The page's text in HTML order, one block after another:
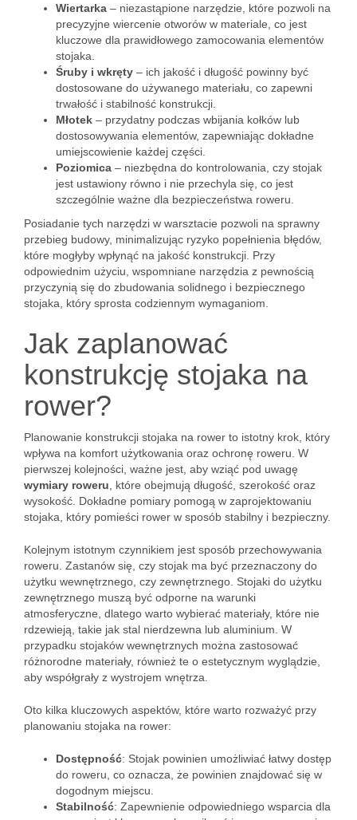
Wiertarka – niezastąpione narzędzie, które pozwoli na
precyzyjne wiercenie otworów w materiale, co jest
kluczowe dla prawidłowego zamocowania elementów
stojaka.
Śruby i wkręty – ich jakość i długość powinny być
dostosowane do używanego materiału, co zapewni
trwałość i stabilność konstrukcji.
Młotek – przydatny podczas wbijania kołków lub
dostosowywania elementów, zapewniając dokładne
umiejscowienie każdej części.
Poziomica – niezbędna do kontrolowania, czy stojak
jest ustawiony równo i nie przechyla się, co jest
szczególnie ważne dla bezpieczeństwa roweru.
Posiadanie tych narzędzi w warsztacie pozwoli na sprawny
przebieg budowy, minimalizując ryzyko popełnienia błędów,
które mogłyby wpłynąć na jakość konstrukcji. Przy
odpowiednim użyciu, wspomniane narzędzia z pewnością
przyczynią się do zbudowania solidnego i bezpiecznego
stojaka, który sprosta codziennym wymaganiom.
Jak zaplanować
konstrukcję stojaka na
rower?
Planowanie konstrukcji stojaka na rower to istotny krok, który
wpływa na komfort użytkowania oraz ochronę roweru. W
pierwszej kolejności, ważne jest, aby wziąć pod uwagę
wymiary roweru , które obejmują długość, szerokość oraz
wysokość. Dokładne pomiary pomogą w zaprojektowaniu
stojaka, który pomieści rower w sposób stabilny i bezpieczny.
Kolejnym istotnym czynnikiem jest sposób przechowywania
roweru. Zastanów się, czy stojak ma być przeznaczony do
użytku wewnętrznego, czy zewnętrznego. Stojaki do użytku
zewnętrznego muszą być odporne na warunki
atmosferyczne, dlatego warto wybierać materiały, które nie
rdzewieją, takie jak stal nierdzewna lub aluminium. W
przypadku stojaków wewnętrznych można zastosować
różnorodne materiały, również te o estetycznym wyglądzie,
aby współgrały z wystrojem wnętrza.
Oto kilka kluczowych aspektów, które warto rozważyć przy
planowaniu stojaka na rower:
Dostępność: Stojak powinien umożliwiać łatwy dostęp
do roweru, co oznacza, że powinien znajdować się w
dogodnym miejscu.
Stabilność: Zapewnienie odpowiedniego wsparcia dla